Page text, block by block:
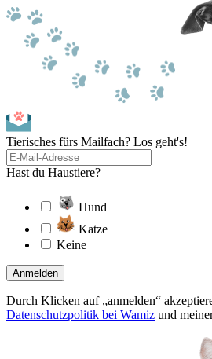
Tierisches fürs Mailfach? Los geht's!
Hast du Haustiere?
Hund
Katze
Keine
Anmelden
Durch Klicken auf „anmelden“
Datenschutzpolitik bei Wamiz und